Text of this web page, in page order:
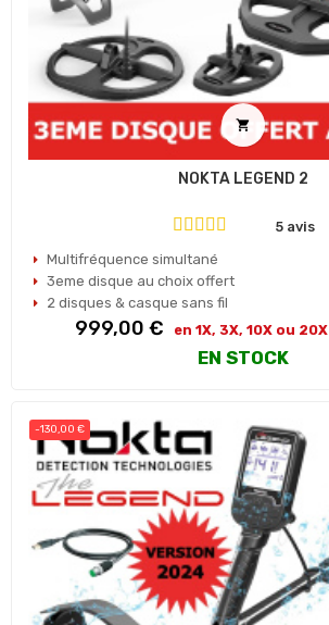

NOKTA LEGEND 2
5 avis
Multifréquence simultané
3eme disque au choix offert
2 disques & casque sans fil
Prix
999,00 € en 1X, 3X, 10X ou 20X
EN STOCK
-130,00 €